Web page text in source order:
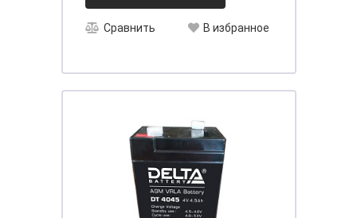
Сравнить В избранное